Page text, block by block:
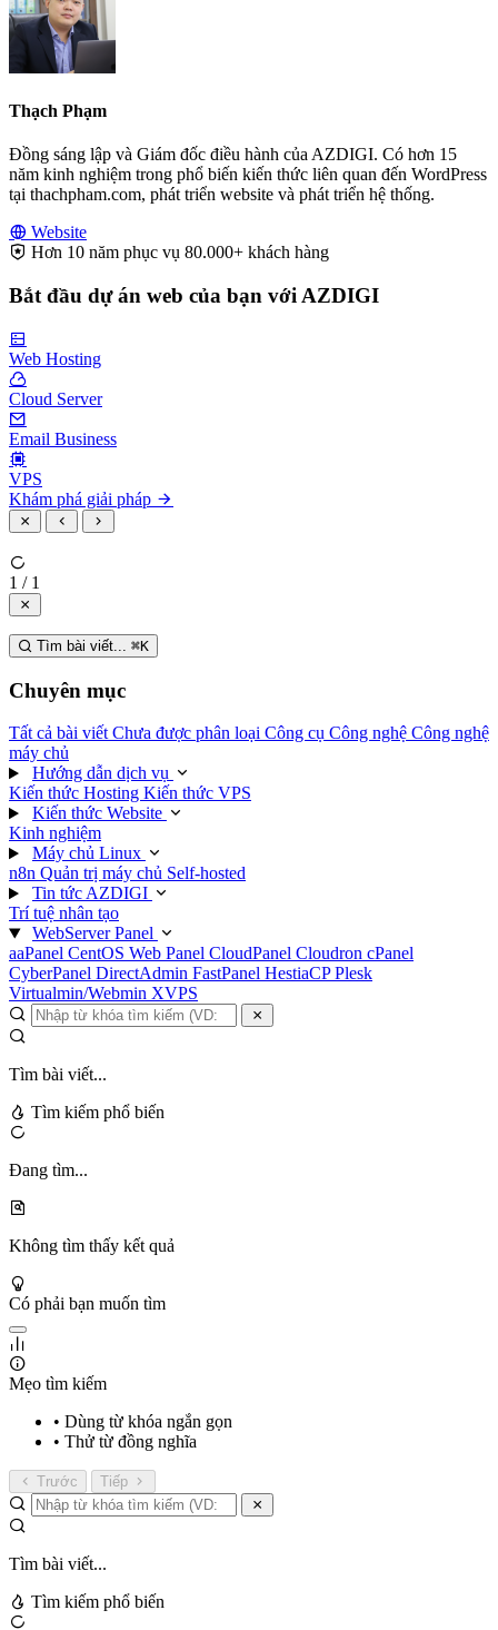
Thạch Phạm
Đồng sáng lập và Giám đốc điều hành của AZDIGI. Có hơn 15
năm kinh nghiệm trong phổ biến kiến thức liên quan đến WordPress
tại thachpham.com, phát triển website và phát triển hệ thống.
Website
Hơn 10 năm phục vụ 80.000+ khách hàng
Bắt đầu dự án web của bạn với AZDIGI
Web Hosting
Cloud Server
Email Business
VPS
Khám phá giải pháp
1 / 1
Tìm bài viết... ⌘K
Chuyên mục
Tất cả bài viết Chưa được phân loại Công cụ Công nghệ Công nghệ
máy chủ
Hướng dẫn dịch vụ
Kiến thức Hosting Kiến thức VPS
Kiến thức Website
Kinh nghiệm
Máy chủ Linux
n8n Quản trị máy chủ Self-hosted
Tin tức AZDIGI
Trí tuệ nhân tạo
WebServer Panel
aaPanel CentOS Web Panel CloudPanel Cloudron cPanel
CyberPanel DirectAdmin FastPanel HestiaCPPlesk
Virtualmin/Webmin XVPS
Tìm bài viết...
Tìm kiếm phổ biến
Đang tìm...
Không tìm thấy kết quả
Có phải bạn muốn tìm
Mẹo tìm kiếm
• Dùng từ khóa ngắn gọn
• Thử từ đồng nghĩa
Trước Tiếp
Tìm bài viết...
Tìm kiếm phổ biến